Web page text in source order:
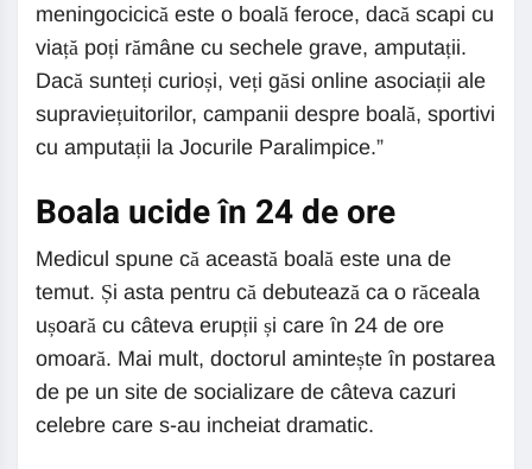
meningocicică este o boală feroce, dacă scapi cu
viață poți rămâne cu sechele grave, amputații.
Dacă sunteți curioși, veți găsi online asociații ale
supraviețuitorilor, campanii despre boală, sportivi
cu amputații la Jocurile Paralimpice.”
Boala ucide în 24 de ore
Medicul spune că această boală este una de
temut. Și asta pentru că debutează ca o răceala
ușoară cu câteva erupții și care în 24 de ore
omoară. Mai mult, doctorul amintește în postarea
de pe un site de socializare de câteva cazuri
celebre care s-au incheiat dramatic.